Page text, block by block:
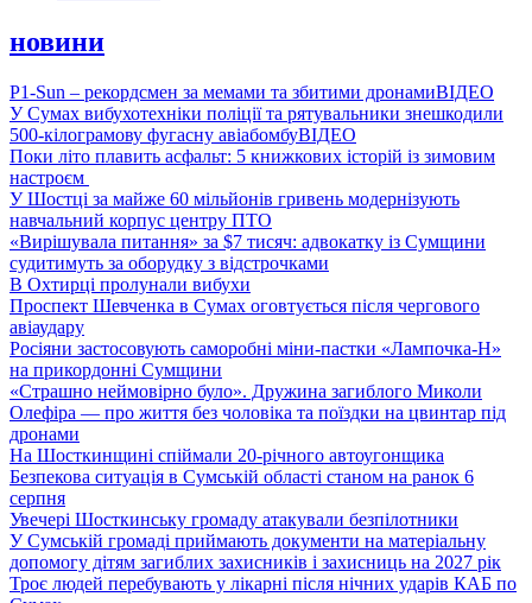
новини
P1-Sun – рекордсмен за мемами та збитими дронамиВІДЕО
У Сумах вибухотехніки поліції та рятувальники знешкодили
500-кілограмову фугасну авіабомбуВІДЕО
Поки літо плавить асфальт: 5 книжкових історій із зимовим
настроєм
У Шостці за майже 60 мільйонів гривень модернізують
навчальний корпус центру ПТО
«Вирішувала питання» за $7 тисяч: адвокатку із Сумщини
судитимуть за оборудку з відстрочками
В Охтирці пролунали вибухи
Проспект Шевченка в Сумах оговтується після чергового
авіаудару
Росіяни застосовують саморобні міни-пастки «Лампочка-Н»
на прикордонні Сумщини
«Страшно неймовірно було». Дружина загиблого Миколи
Олефіра — про життя без чоловіка та поїздки на цвинтар під
дронами
На Шосткинщині спіймали 20-річного автоугонщика
Безпекова ситуація в Сумській області станом на ранок 6
серпня
Увечері Шосткинську громаду атакували безпілотники
У Сумській громаді приймають документи на матеріальну
допомогу дітям загиблих захисників і захисниць на 2027 рік
Троє людей перебувають у лікарні після нічних ударів КАБ по